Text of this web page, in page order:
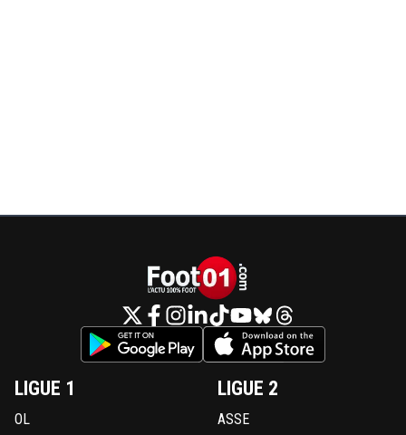
LIGUE 1
OL
LIGUE 2
ASSE